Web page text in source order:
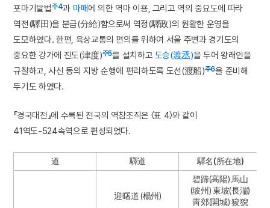
포마기발법주4과 마패에 의한 역마 이용, 그리고 역의 중요도에 따라
역전(驛田)을 분급(分給)함으로써 역정(驛政)의 원활한 운영을
도모하였다. 한편, 육상교통의 편의를 위하여 서울 주변과 경기도의
중요한 강가에 진도(津度)주5를 설치하고 도승(渡丞)을 두어 왕래인을
규찰하고, 사신 등의 지방 순행에 편리하도록 도선(渡船)주6을 준비해
두기도 하였다.
『경국대전』에 수록된 전국의 역참조직은 〈표 4〉와 같이
41역도-524속역으로 편성되었다.
道 驛道 驛名(所在地)
迎曙道 (楊州)
碧蹄(高陽) 馬山
(坡州) 東坡(長湍)
靑郊(開城) 狻猊